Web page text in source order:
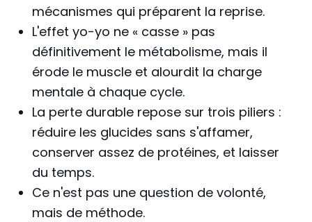
mécanismes qui préparent la reprise.
L'effet yo-yo ne « casse » pas
définitivement le métabolisme, mais il
érode le muscle et alourdit la charge
mentale à chaque cycle.
La perte durable repose sur trois piliers :
réduire les glucides sans s'affamer,
conserver assez de protéines, et laisser
du temps.
Ce n'est pas une question de volonté,
mais de méthode.